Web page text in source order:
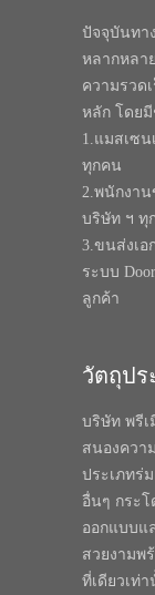
ปัจจุบันทา
หลากหลา
ความรวด
หลัก โดยมี
1.แมสเซ
ทุกคน
2.พนักงา
บริษัท ฯ ทุ
3.ขนส่งเอ
ระบบ
ลูกค้า
วัตถุปร
บริษัท พรีเ
สนองควา
ประเภทร่
อื่นๆ กระโ
ออกแบบแ
สวยงามพ
ที่เดียวเท่